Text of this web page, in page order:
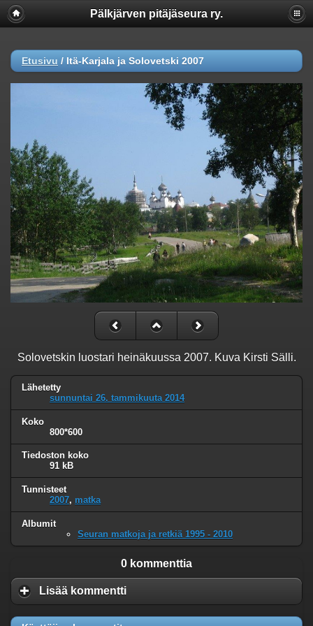
Pälkjärven pitäjäseura ry.
Etusivu / Itä-Karjala ja Solovetski 2007
Solovetskin luostari heinäkuussa 2007. Kuva Kirsti Sälli.
Lähetetty
sunnuntai 26. tammikuuta 2014
Koko
800*600
Tiedoston koko
91 kB
Tunnisteet
2007, matka
Albumit
Seuran matkoja ja retkiä 1995 - 2010
0 kommenttia
Lisää kommentti